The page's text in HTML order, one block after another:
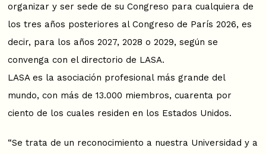
organizar y ser sede de su Congreso para cualquiera de
los tres años posteriores al Congreso de París 2026, es
decir, para los años 2027, 2028 o 2029, según se
convenga con el directorio de LASA.
LASA es la asociación profesional más grande del
mundo, con más de 13.000 miembros, cuarenta por
ciento de los cuales residen en los Estados Unidos.
“Se trata de un reconocimiento a nuestra Universidad y a